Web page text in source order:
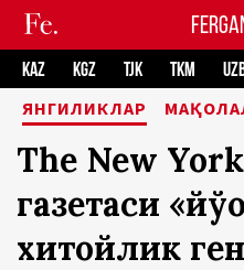
KAZ KGZ TJK TKM
ЯНГИЛИКЛАР
The New
газетаси
хитойлик